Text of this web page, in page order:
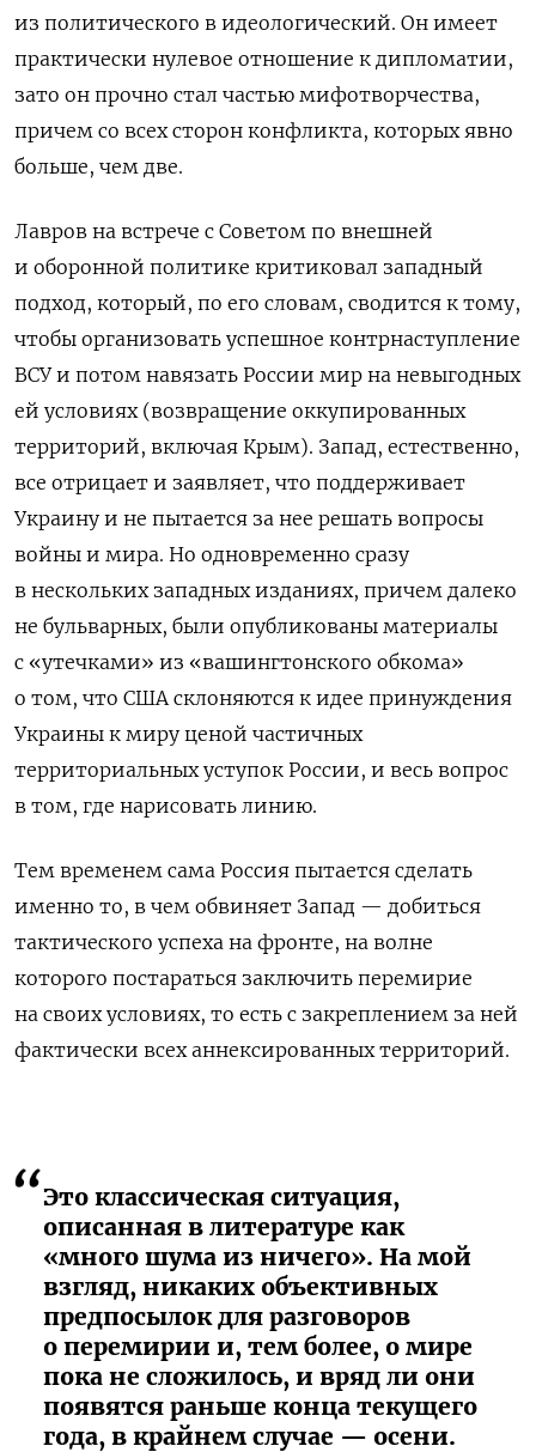
из политического в идеологический. Он имеет
практически нулевое отношение к дипломатии,
зато он прочно стал частью мифотворчества,
причем со всех сторон конфликта, которых явно
больше, чем две.
Лавров на встрече с Советом по внешней
и оборонной политике критиковал западный
подход, который, по его словам, сводится к тому,
чтобы организовать успешное контрнаступление
ВСУ и потом навязать России мир на невыгодных
ей условиях (возвращение оккупированных
территорий, включая Крым). Запад, естественно,
все отрицает и заявляет, что поддерживает
Украину и не пытается за нее решать вопросы
войны и мира. Но одновременно сразу
в нескольких западных изданиях, причем далеко
не бульварных, были опубликованы материалы
с «утечками» из «вашингтонского обкома»
о том, что США склоняются к идее принуждения
Украины к миру ценой частичных
территориальных уступок России, и весь вопрос
в том, где нарисовать линию.
Тем временем сама Россия пытается сделать
именно то, в чем обвиняет Запад — добиться
тактического успеха на фронте, на волне
которого постараться заключить перемирие
на своих условиях, то есть с закреплением за ней
фактически всех аннексированных территорий.
Это классическая ситуация,
описанная в литературе как
«много шума из ничего». На мой
взгляд, никаких объективных
предпосылок для разговоров
о перемирии и, тем более, о мире
пока не сложилось, и вряд ли они
появятся раньше конца текущего
года, в крайнем случае — осени.